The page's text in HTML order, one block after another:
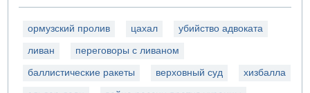
ормузский пролив цахал убийство адвоката
ливан переговоры с ливаном
баллистические ракеты верховный суд хизбалла